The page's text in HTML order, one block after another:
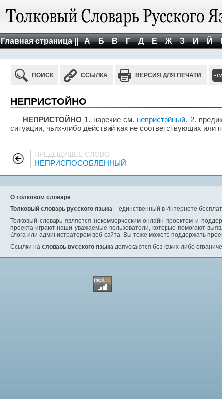
Главная страница || А Б В Г Д Е Ж З И Й
ПОИСК ССЫЛКА ВЕРСИЯ ДЛЯ ПЕЧАТИ
НЕПРИСТОЙНО
НЕПРИСТОЙНО 1. наречие см. непристойный. 2.
ситуации, чьих-либо действий как не соответствующих или
ПРЕДЫДУЩЕЕ СЛОВО
НЕПРИСПОСОБЛЕННЫЙ
О толковом словаре
Толковый словарь русского языка – единственный в Интернете
Толковый словарь является некоммерческим онлайн проектом и
проекта играют наши уважаемые пользователи, которые помогают
блога или администратором веб-сайта, Вы тоже можете поддержать
Ссылки на словарь русского языка допускаются без каких-либо